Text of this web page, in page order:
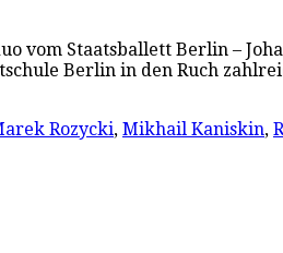
Staatsballett Berlin –
Berlin in den Ruch
Rozycki, Mikhail Kaniskin,